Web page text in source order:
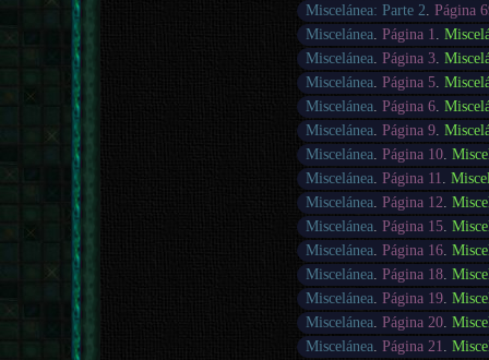
Miscelánea: Parte 2 Página
Miscelánea Página 1
Miscelánea Página 3.
Miscelánea Página 5.
Miscelánea Página 6.
Miscelánea Página 9.
Miscelánea Página 10.
Miscelánea Página 11
Miscelánea Página 12
Miscelánea Página 15.
Miscelánea Página 16.
Miscelánea Página 18.
Miscelánea Página 19.
Miscelánea Página 20.
Miscelánea Página 21